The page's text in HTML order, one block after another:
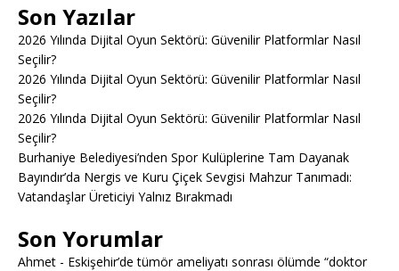
Son Yazılar
2026 Yılında Dijital Oyun Sektörü: Güvenilir Platformlar Nasıl
Seçilir?
2026 Yılında Dijital Oyun Sektörü: Güvenilir Platformlar Nasıl
Seçilir?
2026 Yılında Dijital Oyun Sektörü: Güvenilir Platformlar Nasıl
Seçilir?
Burhaniye Belediyesi’nden Spor Kulüplerine Tam Dayanak
Bayındır’da Nergis ve Kuru Çiçek Sevgisi Mahzur Tanımadı:
Vatandaşlar Üreticiyi Yalnız Bırakmadı
Son Yorumlar
Ahmet - Eskişehir’de tümör ameliyatı sonrası ölümde “doktor